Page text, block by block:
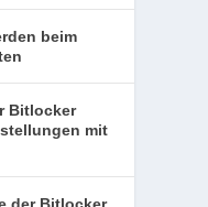
beim
Bitlocker
mit